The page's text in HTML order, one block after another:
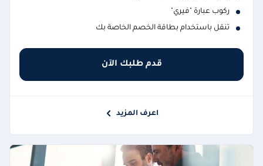
ركوب عبارة "فيري"
تنقل باستخدام بطاقة الخصم الخاصة بك
قدم طلبك الآن
اعرف المزيد